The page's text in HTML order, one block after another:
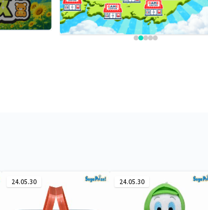
24.05.30 24.05.30